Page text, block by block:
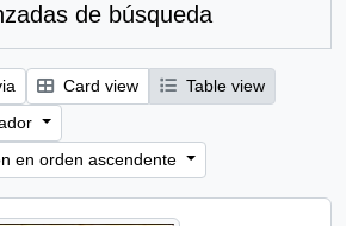
de búsqueda
Card view
Table view
en orden ascendente